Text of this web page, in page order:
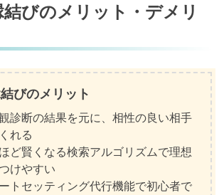
びのメリット・デメリ
びのメリット
診断の結果を元に、相性の良い相手
れる
ど賢くなる検索アルゴリズムで理想
けやすい
トセッティング代行機能で初心者で